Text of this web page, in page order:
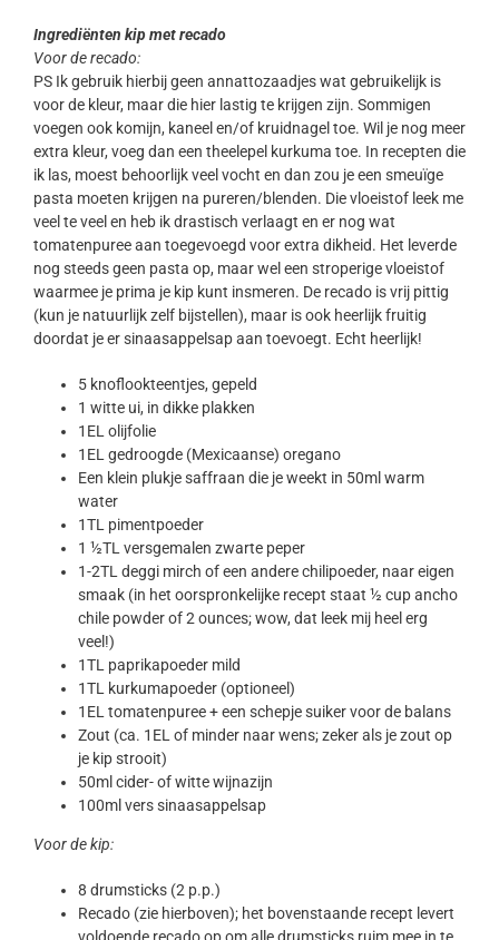
Ingrediënten kip met recado
Voor de recado:
PS Ik gebruik hierbij geen annattozaadjes wat gebruikelijk is
voor de kleur, maar die hier lastig te krijgen zijn. Sommigen
voegen ook komijn, kaneel en/of kruidnagel toe. Wil je nog meer
extra kleur, voeg dan een theelepel kurkuma toe. In recepten die
ik las, moest behoorlijk veel vocht en dan zou je een smeuïge
pasta moeten krijgen na pureren/blenden. Die vloeistof leek me
veel te veel en heb ik drastisch verlaagt en er nog wat
tomatenpuree aan toegevoegd voor extra dikheid. Het leverde
nog steeds geen pasta op, maar wel een stroperige vloeistof
waarmee je prima je kip kunt insmeren. De recado is vrij pittig
(kun je natuurlijk zelf bijstellen), maar is ook heerlijk fruitig
doordat je er sinaasappelsap aan toevoegt. Echt heerlijk!
5 knoflookteentjes, gepeld
1 witte ui, in dikke plakken
1EL olijfolie
1EL gedroogde (Mexicaanse) oregano
Een klein plukje saffraan die je weekt in 50ml warm
water
1TL pimentpoeder
1 ½TL versgemalen zwarte peper
1-2TL deggi mirch of een andere chilipoeder, naar eigen
smaak (in het oorspronkelijke recept staat ½ cup ancho
chile powder of 2 ounces; wow, dat leek mij heel erg
veel!)
1TL paprikapoeder mild
1TL kurkumapoeder (optioneel)
1EL tomatenpuree + een schepje suiker voor de balans
Zout (ca. 1EL of minder naar wens; zeker als je zout op
je kip strooit)
50ml cider- of witte wijnazijn
100ml vers sinaasappelsap
Voor de kip:
8 drumsticks (2 p.p.)
Recado (zie hierboven); het bovenstaande recept levert